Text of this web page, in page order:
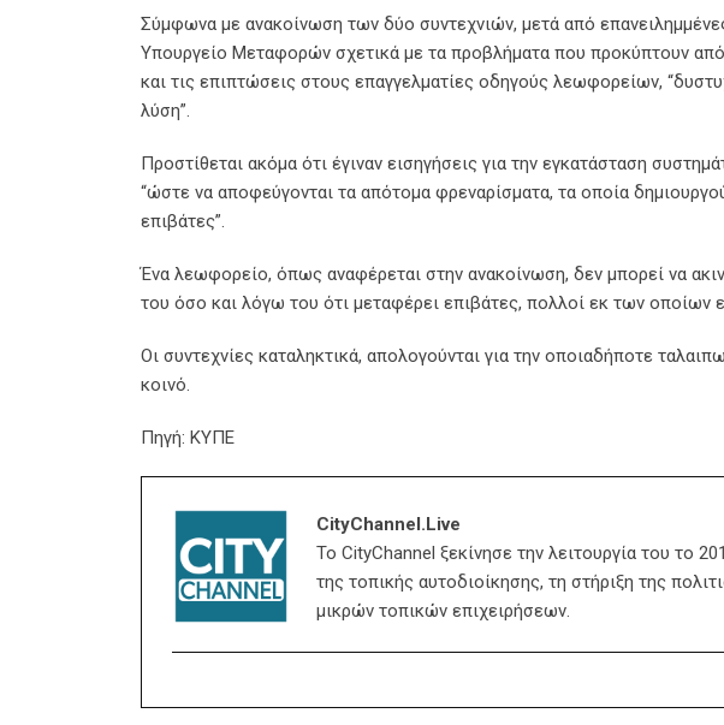
Σύμφωνα με ανακοίνωση των δύο συντεχνιών, μετά από
Υπουργείο Μεταφορών σχετικά με τα προβλήματα που προκύπτουν
και τις επιπτώσεις στους επαγγελματίες οδηγούς λεωφορείων,
λύση”.
Προστίθεται ακόμα ότι έγιναν εισηγήσεις για την εγκατάσταση
“ώστε να αποφεύγονται τα απότομα φρεναρίσματα, τα οποία
επιβάτες”.
Ένα λεωφορείο, όπως αναφέρεται στην ανακοίνωση, δεν μπορεί να
του όσο και λόγω του ότι μεταφέρει επιβάτες, πολλοί εκ των οποίων
Οι συντεχνίες καταληκτικά, απολογούνται για την οποιαδήποτε
κοινό.
Πηγή: ΚΥΠΕ
CityChannel.live
Το CityChannel ξεκίνησε την λειτουργία του το
της τοπικής αυτοδιοίκησης, τη στήριξη της
μικρών τοπικών επιχειρήσεων.